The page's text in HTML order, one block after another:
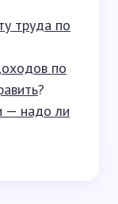
труда по
по
?
— надо ли